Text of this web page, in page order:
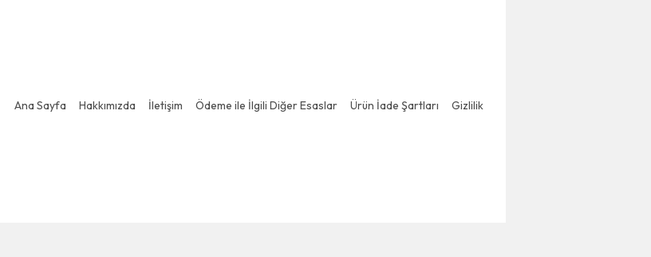
Gizlilik
Ürün İade Şartları
Ödeme ile İlgili Diğer Esaslar
İletişim
Hakkımızda
Ana Sayfa